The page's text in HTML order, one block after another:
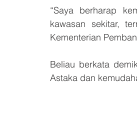
“Saya berharap
kawasan sekitar,
Kementerian
Beliau berkata
Astaka dan